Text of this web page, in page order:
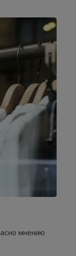
мнению